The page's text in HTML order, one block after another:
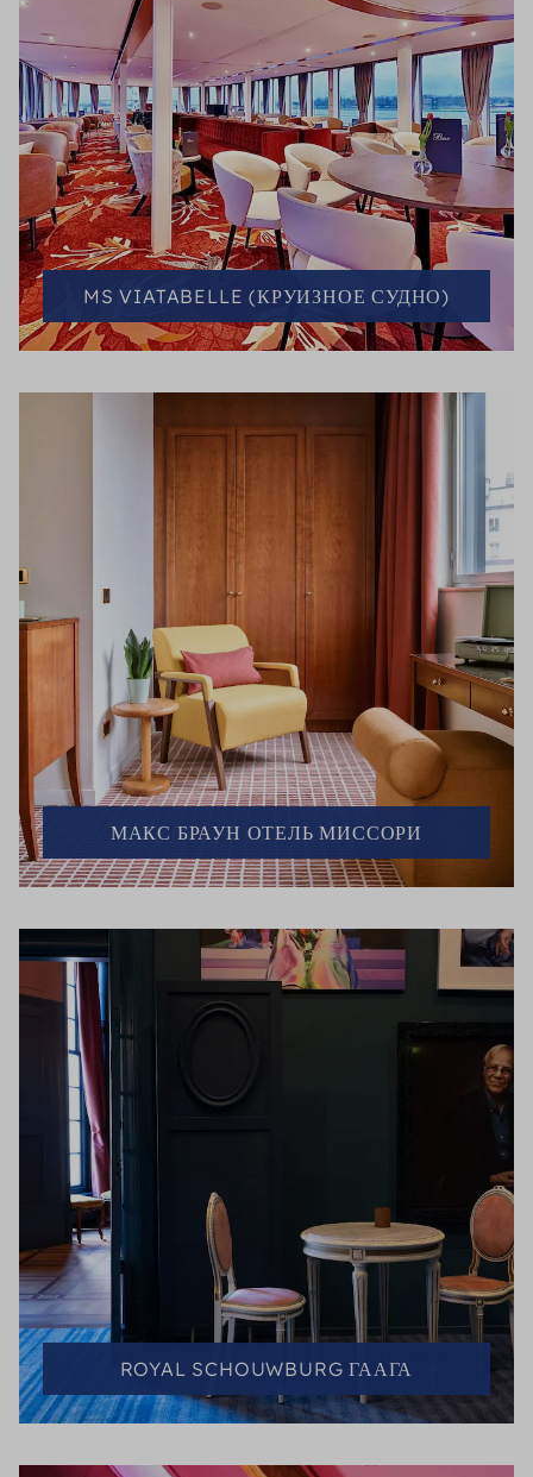
MS VIATABELLE (КРУИЗНОЕ СУДНО)
МАКС БРАУН ОТЕЛЬ МИССОРИ
ROYAL SCHOUWBURG ГААГА